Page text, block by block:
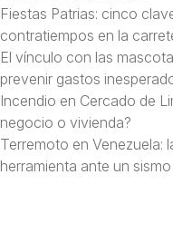
Fiestas Patrias: cinco
contratiempos en la
El vínculo con las
prevenir gastos
Incendio en Cercado de
negocio o vivienda?
Terremoto en Venezuela:
herramienta ante un sismo